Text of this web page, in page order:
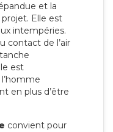
et la
Elle est
intempéries.
contact de l’air
est
en plus d’être
convient pour